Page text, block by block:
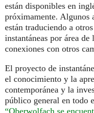
están disponibles en
próximamente. Algunos
están traduciendo a
instantáneas por área
conexiones con otros
El proyecto de
el conocimiento y la
contemporánea y la
público general en todo
“Oberwolfach se